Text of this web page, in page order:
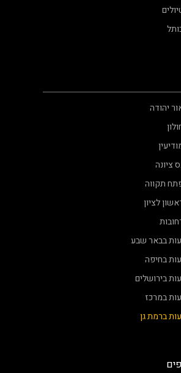
יהודה
ציונה
תקווה
לציון
בבאר שבע
בחיפה
בירושלים
במרכז
ברמת גן